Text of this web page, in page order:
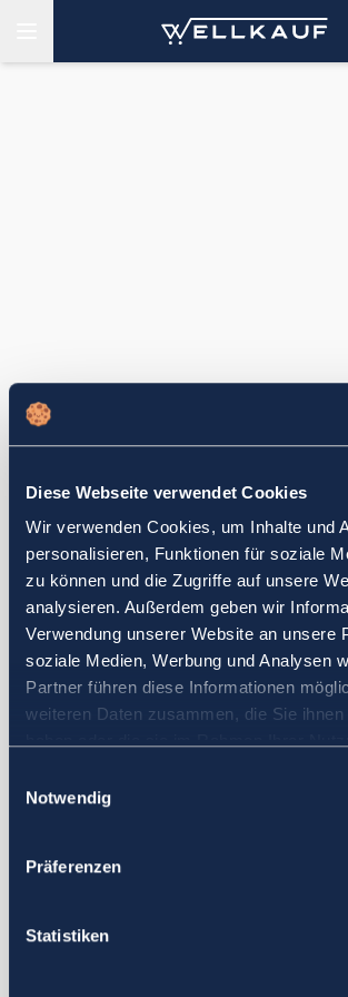
Diese Webseite verwendet Cookies
Wir verwenden Cookies, um Inhalte und
personalisieren, Funktionen für soziale
zu können und die Zugriffe auf unsere
analysieren. Außerdem geben wir
Verwendung unserer Website an unsere
soziale Medien, Werbung und Analysen
Partner führen diese Informationen
weiteren Daten zusammen, die Sie
Notwendig
Präferenzen
Statistiken